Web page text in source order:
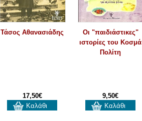
Τάσος Αθανασιάδης
17,50€
Καλάθι
Οι "παιδιάστικες"
ιστορίες του Κοσμά
Πολίτη
9,50€
Καλάθι